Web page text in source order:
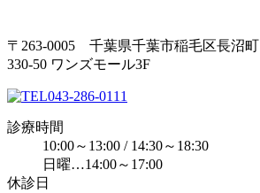
〒263-0005 千葉県千葉市稲毛区長沼町
330-50 ワンズモール3F
043-286-0111
診療時間
10:00～13:00 / 14:30～18:30
日曜…14:00～17:00
休診日